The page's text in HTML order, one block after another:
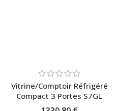
Vitrine/Comptoir Réfrigéré
Compact 3 Portes S7GL